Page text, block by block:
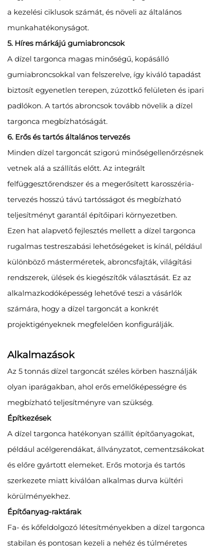
a kezelési ciklusok számát, és növeli az általános
munkahatékonyságot.
5. Híres márkájú gumiabroncsok
A dízel targonca magas minőségű, kopásálló
gumiabroncsokkal van felszerelve, így kiváló tapadást
biztosít egyenetlen terepen, zúzottkő felületen és ipari
padlókon. A tartós abroncsok tovább növelik a dízel
targonca megbízhatóságát.
6. Erős és tartós általános tervezés
Minden dízel targoncát szigorú minőségellenőrzésnek
vetnek alá a szállítás előtt. Az integrált
felfüggesztőrendszer és a megerősített karosszéria-
tervezés hosszú távú tartósságot és megbízható
teljesítményt garantál építőipari környezetben.
Ezen hat alapvető fejlesztés mellett a dízel targonca
rugalmas testreszabási lehetőségeket is kínál, például
különböző másterméretek, abroncsfajták, világítási
rendszerek, ülések és kiegészítők választását. Ez az
alkalmazkodóképesség lehetővé teszi a vásárlók
számára, hogy a dízel targoncát a konkrét
projektigényeknek megfelelően konfigurálják.
Alkalmazások
Az 5 tonnás dízel targoncát széles körben használják
olyan iparágakban, ahol erős emelőképességre és
megbízható teljesítményre van szükség.
Építkezések
A dízel targonca hatékonyan szállít építőanyagokat,
például acélgerendákat, állványzatot, cementzsákokat
és előre gyártott elemeket. Erős motorja és tartós
szerkezete miatt kiválóan alkalmas durva kültéri
körülményekhez.
Építőanyag-raktárak
Fa- és kőfeldolgozó létesítményekben a dízel targonca
stabilan és pontosan kezeli a nehéz és túlméretes